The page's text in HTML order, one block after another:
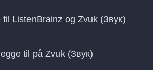
ListenBrainz og Zvuk (Звук)
til på Zvuk (Звук)